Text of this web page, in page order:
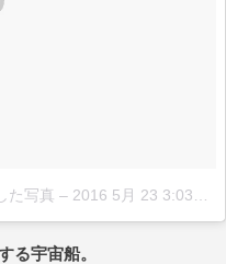
た写真 – 2016 5月 23 3:03午前 PDT
る宇宙船。